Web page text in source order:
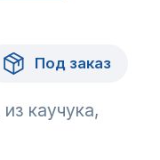
Под заказ
каучука,